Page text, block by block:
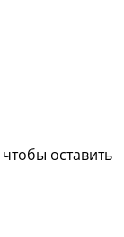
чтобы оставить